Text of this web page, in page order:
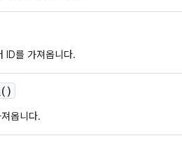
ID를 가져옵니다.
()
옵니다.